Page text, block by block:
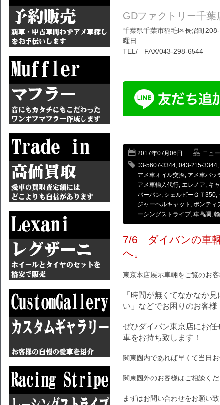
GDファクトリー千葉
千葉県千葉市稲毛区長沼町
曜日
TEL/ FAX/043-298-6544
2017年07月06日
ニュ
03-5607-3344, 043-215-3344,
アメ車オイル交換, アメ車バッ
アメ車輸入代行, エレノア, キ
バーバン, シェルビーＧＴ350,
ジャーヘルキャット , ポンティ
ーシングストライプ, 車高調 ,
7/6 ダイバンの車
へ。
東京本店展示車輛をご覧のお
「時間が無くてなかなか
い」などでお困りのお客様
ぜひダイバン東京店にお
車をお持ち致します！
関東圏内であれば早くて当日
関東圏外のお客様はご相談く
まずはお問い合わせをお願い